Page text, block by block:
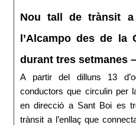
Nou tall de trànsit a
l’Alcampo des de la
durant tres setmanes
A partir del dilluns 13
conductors que circulin per
en direcció a Sant Boi es
trànsit a l’enllaç que